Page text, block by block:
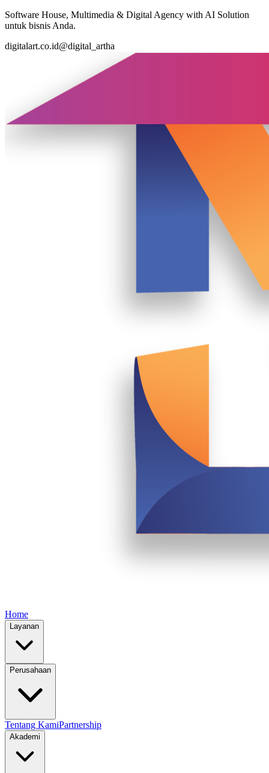
Software House, Multimedia & Digital Agency with AI Solution
untuk bisnis Anda.
digitalart.co.id@digital_artha
Home
Layanan
Perusahaan
Tentang KamiPartnership
Akademi